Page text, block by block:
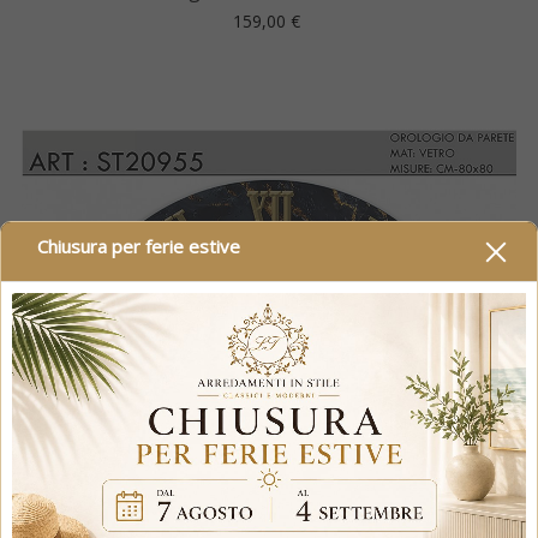
Chiusura per ferie estive
Prezzo
159,00 €